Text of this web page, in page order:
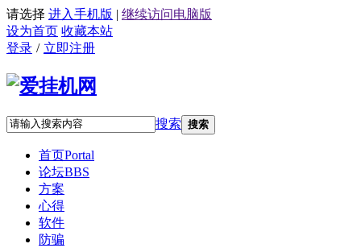
请选择 进入手机版 | 继续访问电脑版
设为首页 收藏本站
登录 / 立即注册
搜索 搜索
首页Portal
论坛BBS
方案
心得
软件
防骗